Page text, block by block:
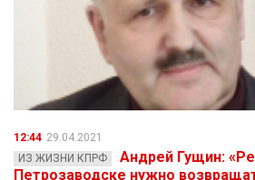
12:44 29.04.2021
ИЗ ЖИЗНИ КПРФ
Андрей Гущин:
Петрозаводске нужно